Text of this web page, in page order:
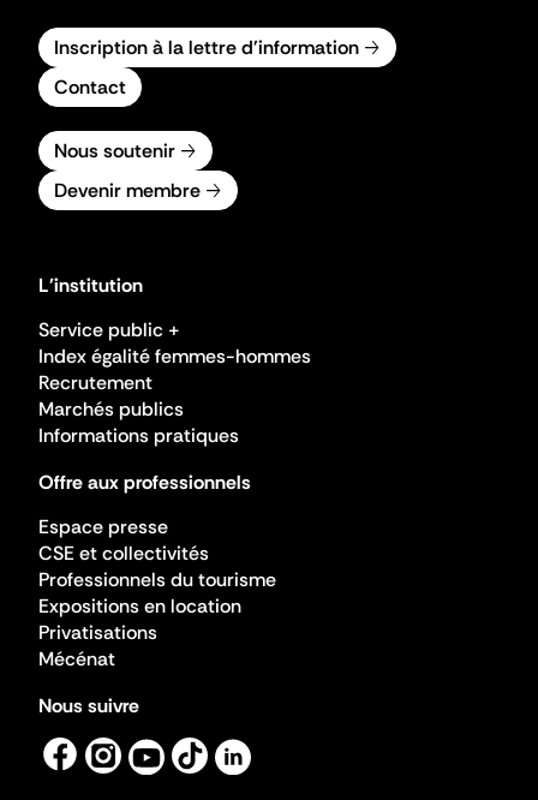
Inscription à la lettre d'information
Contact
Nous soutenir
Devenir membre
L'institution
Service public +
Index égalité femmes-hommes
Recrutement
Marchés publics
Informations pratiques
Offre aux professionnels
Espace presse
CSE et collectivités
Professionnels du tourisme
Expositions en location
Privatisations
Mécénat
Nous suivre